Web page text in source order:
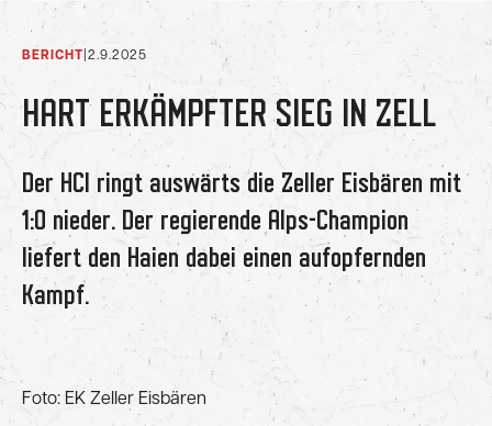
BERICHT 2.9.2025
HART ERKÄMPFTER SIEG IN ZELL
Der HCI ringt auswärts die Zeller Eisbären mit
1:0 nieder. Der regierende Alps-Champion
liefert den Haien dabei einen aufopfernden
Kampf.
Foto: EK Zeller Eisbären